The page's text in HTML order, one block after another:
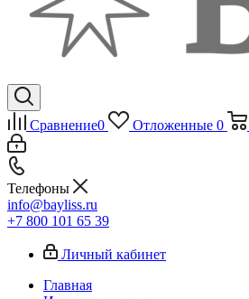
Сравнение0 Отложенные 0
Телефоны
info@bayliss.ru
+7 800 101 65 39
Личный кабинет
Главная